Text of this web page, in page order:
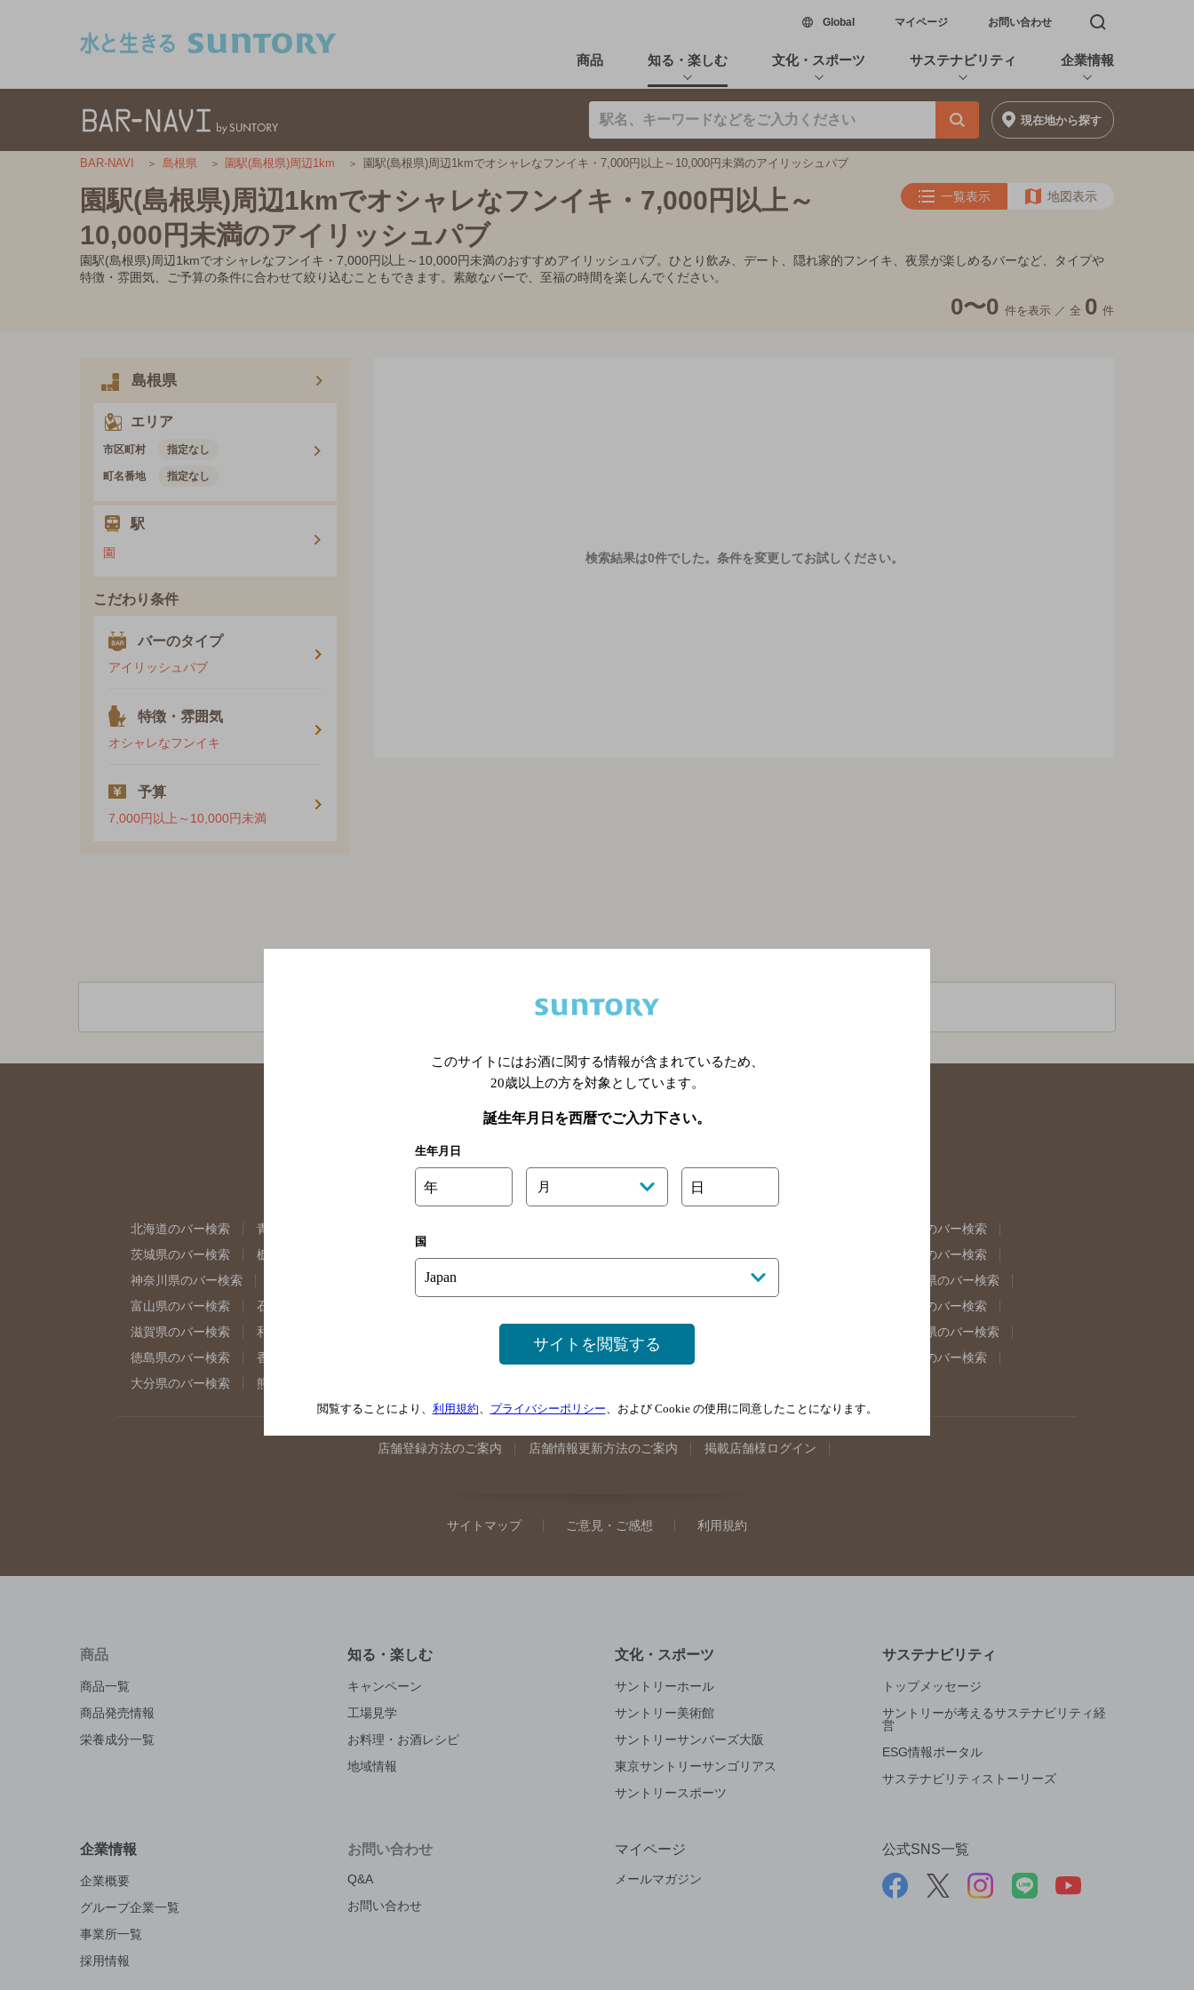
Global新しいウィンドウで開く
マイページ お問い合わせ 検索窓を開く
商品 知る・楽しむ 文化・スポーツ サステナビリティ 企業情報
現在地から探す
BAR-NAVI 島根県 園駅(島根県)周辺1km 園駅(島根県)周辺1kmでオシャレなフンイキ・7,000円以上～10,000円未満のアイリッシュパブ
園駅(島根県)周辺1kmでオシャレなフンイキ・7,000円以上～
10,000円未満のアイリッシュパブ
一覧表示 地図表示
園駅(島根県)周辺1kmでオシャレなフンイキ・7,000円以上～10,000円未満のおすすめアイリッシュパブ。ひとり飲み、デート、隠れ家的フンイキ、夜景が楽しめるバーなど、タイプや
特徴・雰囲気、ご予算の条件に合わせて絞り込むこともできます。素敵なバーで、至福の時間を楽しんでください。
0〜0 件を表示 ／ 全 0 件
島根県
エリア
市区町村 指定なし
町名番地 指定なし
駅
園
こだわり条件
バーのタイプ
アイリッシュパブ
特徴・雰囲気
オシャレなフンイキ
予算
7,000円以上～10,000円未満
検索結果は0件でした。 条件を変更してお試しください。
関連ページ
北海道のバー検索 青森県のバー検索
福島県のバー検索
茨城県のバー検索
栃木県のバー検索
東京都のバー検索
神奈川県のバー検索
埼玉県のバー検索
岐阜県のバー検索
富山県のバー検索
石川県のバー検索
奈良県のバー検索
滋賀県のバー検索
和歌山県のバー検索 山口県のバー検索
島根県のバー検索
徳島県のバー検索
香川県のバー検索
佐賀県のバー検索
大分県のバー検索
熊本県のバー検索
店舗登録方法のご案内 店舗情報更新方法のご案内 掲載店舗様ログイン
サイトマップ ご意見・ご感想 利用規約
商品
商品一覧
商品発売情報
栄養成分一覧
知る・楽しむ
キャンペーン
工場見学
お料理・お酒レシピ
地域情報
文化・スポーツ
サントリーホール
サントリー美術館
サントリーサンバーズ大阪
東京サントリーサンゴリアス
サントリースポーツ
サステナビリティ
トップメッセージ
サントリーが考えるサステナビリティ経
営
ESG情報ポータル
サステナビリティストーリーズ
企業情報
企業概要
グループ企業一覧
事業所一覧
採用情報
お問い合わせ
Q&A
お問い合わせ
マイページ
メールマガジン
公式SNS一覧
このサイトにはお酒に関する情報が含まれているため、
20歳以上の方を対象としています。
誕生年月日を西暦でご入力下さい。
生年月日
年 月 日
国
サイトを閲覧する
閲覧することにより、 利用規約、 プライバシーポリシー、および Cookie の使用に同意したことになります。